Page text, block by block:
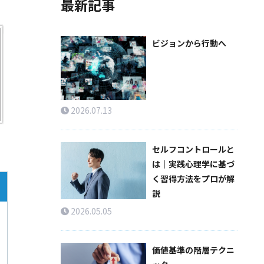
最新記事
ビジョンから行動へ
2026.07.13
セルフコントロールと
は｜実践心理学に基づ
く習得方法をプロが解
説
2026.05.05
価値基準の階層テクニ